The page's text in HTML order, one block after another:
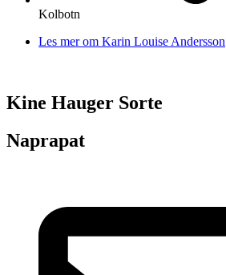
Kolbotn
Les mer om Karin Louise Andersson
Kine Hauger Sorte
Naprapat